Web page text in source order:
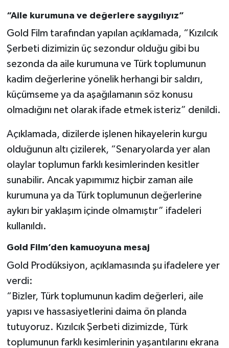
“Aile kurumuna ve değerlere saygılıyız”
Gold Film tarafından yapılan açıklamada, “Kızılcık
Şerbeti dizimizin üç sezondur olduğu gibi bu
sezonda da aile kurumuna ve Türk toplumunun
kadim değerlerine yönelik herhangi bir saldırı,
küçümseme ya da aşağılamanın söz konusu
olmadığını net olarak ifade etmek isteriz” denildi.
Açıklamada, dizilerde işlenen hikayelerin kurgu
olduğunun altı çizilerek, “Senaryolarda yer alan
olaylar toplumun farklı kesimlerinden kesitler
sunabilir. Ancak yapımımız hiçbir zaman aile
kurumuna ya da Türk toplumunun değerlerine
aykırı bir yaklaşım içinde olmamıştır” ifadeleri
kullanıldı.
Gold Film’den kamuoyuna mesaj
Gold Prodüksiyon, açıklamasında şu ifadelere yer
verdi:
“Bizler, Türk toplumunun kadim değerleri, aile
yapısı ve hassasiyetlerini daima ön planda
tutuyoruz. Kızılcık Şerbeti dizimizde, Türk
toplumunun farklı kesimlerinin yaşantılarını ekrana